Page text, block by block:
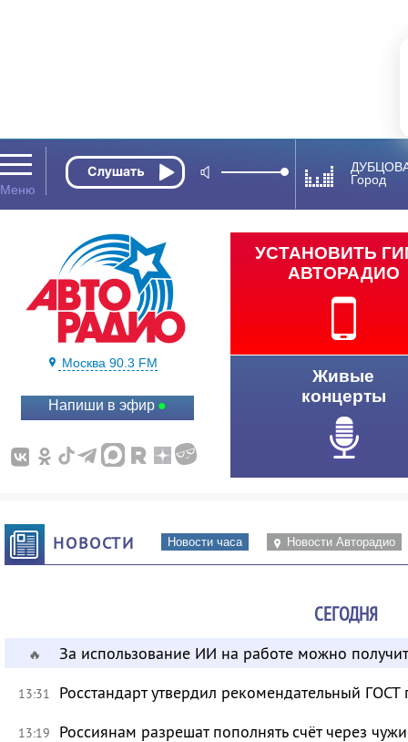
Город
Москва 90.3 FM
Напиши в эфир
УСТАНОВИТЬ
АВТОРАДИО
Живые
концерты
НОВОСТИ Новости часа Новости Авторадио
СЕГОДНЯ
🔥 За использование ИИ на работе можно
13:31 Росстандарт утвердил рекомендательный
13:19 Россиянам разрешат пополнять счёт через